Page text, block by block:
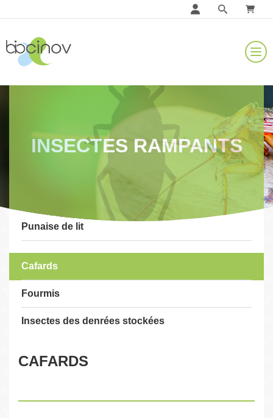
INSECTES RAMPANTS
Punaise de lit
Cafards
Fourmis
Insectes des denrées stockées
CAFARDS